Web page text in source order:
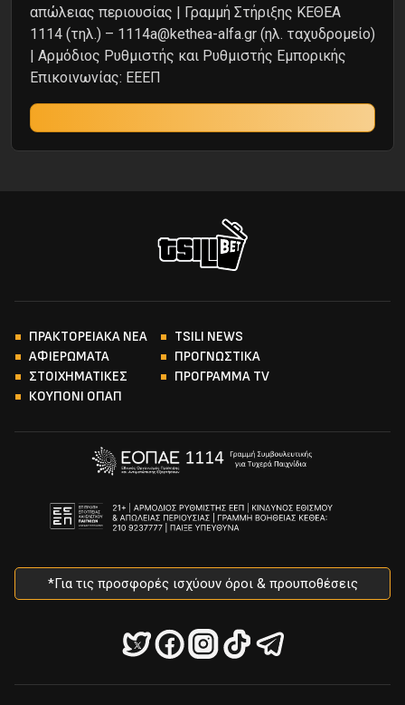
απώλειας περιουσίας | Γραμμή Στήριξης ΚΕΘΕΑ
1114 (τηλ.) – 1114a@kethea-alfa.gr (ηλ. ταχυδρομείο)
| Αρμόδιος Ρυθμιστής και Ρυθμιστής Εμπορικής
Επικοινωνίας: ΕΕΕΠ
ΠΡΑΚΤΟΡΕΙΑΚΑ ΝΕΑ
TSILI NEWS
ΑΦΙΕΡΩΜΑΤΑ
ΠΡΟΓΝΩΣΤΙΚΑ
ΣΤΟΙΧΗΜΑΤΙΚΕΣ
ΠΡΟΓΡΑΜΜΑ TV
ΚΟΥΠΟΝΙ ΟΠΑΠ
*Για τις προσφορές ισχύουν όροι & προυποθέσεις